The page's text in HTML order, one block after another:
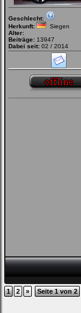
Geschlecht:
Herkunft:
Siegen
Alter:
Beiträge: 13947
Dabei seit: 02 / 2014
1 2 » Seite 1 von 2